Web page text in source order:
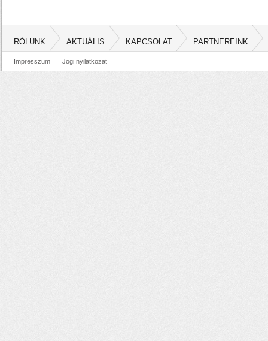
RÓLUNK AKTUÁLIS KAPCSOLAT PARTNEREINK
Impresszum Jogi nyilatkozat